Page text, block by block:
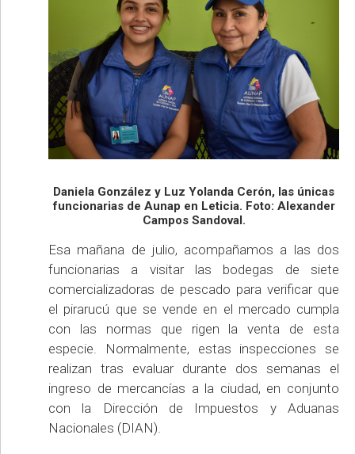
Daniela González y Luz Yolanda Cerón, las únicas
funcionarias de Aunap en Leticia. Foto: Alexander
Campos Sandoval.
Esa mañana de julio, acompañamos a las dos
funcionarias a visitar las bodegas de siete
comercializadoras de pescado para verificar que
el pirarucú que se vende en el mercado cumpla
con las normas que rigen la venta de esta
especie. Normalmente, estas inspecciones se
realizan tras evaluar durante dos semanas el
ingreso de mercancías a la ciudad, en conjunto
con la Dirección de Impuestos y Aduanas
Nacionales (DIAN).